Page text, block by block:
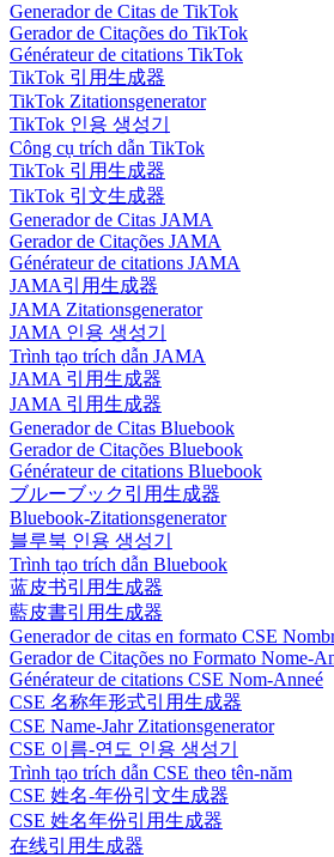
Generador de Citas de TikTok
Gerador de Citações do TikTok
Générateur de citations TikTok
TikTok 引用生成器
TikTok Zitationsgenerator
TikTok 인용 생성기
Công cụ trích dẫn TikTok
TikTok 引用生成器
TikTok 引文生成器
Generador de Citas JAMA
Gerador de Citações JAMA
Générateur de citations JAMA
JAMA引用生成器
JAMA Zitationsgenerator
JAMA 인용 생성기
Trình tạo trích dẫn JAMA
JAMA 引用生成器
JAMA 引用生成器
Generador de Citas Bluebook
Gerador de Citações Bluebook
Générateur de citations Bluebook
ブルーブック引用生成器
Bluebook-Zitationsgenerator
블루북 인용 생성기
Trình tạo trích dẫn Bluebook
蓝皮书引用生成器
藍皮書引用生成器
Generador de citas en formato CSE
Gerador de Citações no Formato Nome-
Générateur de citations CSE Nom-Anneé
CSE 名称年形式引用生成器
CSE Name-Jahr Zitationsgenerator
CSE 이름-연도 인용 생성기
Trình tạo trích dẫn CSE theo tên-năm
CSE 姓名-年份引文生成器
CSE 姓名年份引用生成器
在线引用生成器